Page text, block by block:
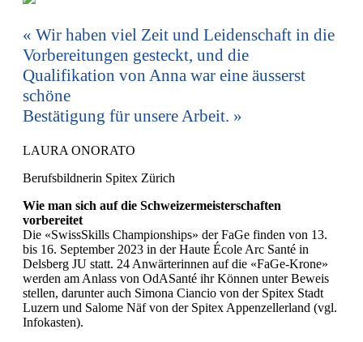
Wir haben viel Zeit und Leidenschaft in die
Vorbereitungen gesteckt, und die
Qualifikation von Anna war eine äusserst
schöne
Bestätigung für unsere Arbeit.
LAURA ONORATO
Berufsbildnerin Spitex Zürich
Wie man sich auf die Schweizermeisterschaften
vorbereitet
Die «SwissSkills Championships» der FaGe finden von 13.
bis 16. September 2023 in der Haute École Arc Santé in
Delsberg JU statt. 24 Anwärterinnen auf die «FaGe-Krone»
werden am Anlass von OdASanté ihr Können unter Beweis
stellen, darunter auch Simona Ciancio von der Spitex Stadt
Luzern und Salome Näf von der Spitex Appenzellerland (vgl.
Infokasten).